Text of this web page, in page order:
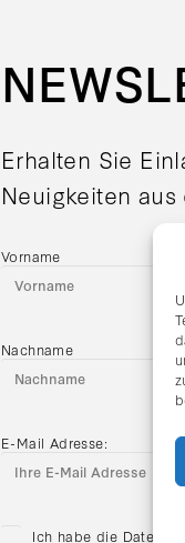
Erhalten Sie
Neuigkeiten
Vorname
Nachname
E-Mail Adresse:
Ich habe die